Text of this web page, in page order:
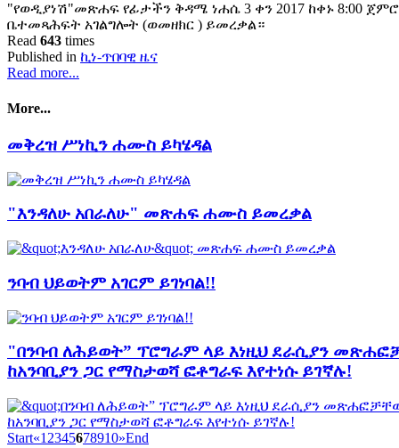
"የወዲያነሽ"መጽሐፍ የፊታችን ቅዳሜ ነሐሴ 3 ቀን 2017 ከቀኑ 8:00
ቤተመጻሕፍት አገልግሎት (ወመዘክር ) ይመረቃል።
Read 643 times
Published in ኪነ-ጥበባዊ ዜና
Read more...
More...
መቅረዝ ሥነኪን ሐሙስ ይካሄዳል
"እንዳለሁ አበራለሁ" መጽሐፍ ሐሙስ ይመረቃል
ንባብ ህይወትም አገርም ይገነባል!!
"በንባብ ለሕይወት” ፕሮግራም ላይ እነዚህ ደራሲያን
ከአንባቢያን ጋር የማስታወሻ ፎቶግራፍ እየተነሱ ይገኛሉ!
Start«1 2345678910»End